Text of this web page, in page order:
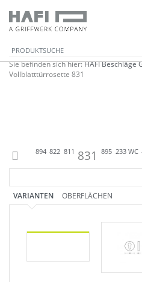
Sie befinden sich hier:HAFI Beschläge
Vollblatttürrosette 831
800 894 822 811 831 895 233 WC
VARIANTEN OBERFLÄCHEN